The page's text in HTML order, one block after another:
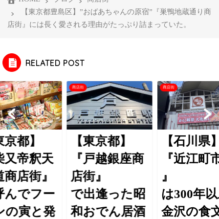
【東京都豊島区】”おばあちゃんの原宿”『巣鴨地蔵通り商
店街』には長く愛される理由がたっぷり詰まっていた。
RELATED POST
都】
又帝釈天
店街』
んでフー
の寅と発
商店街
【東京都】
『戸越銀座商
店街』
で出逢った昭
和おでん居酒
商店街
【石川県
『近江町
』
は300年
金沢の食